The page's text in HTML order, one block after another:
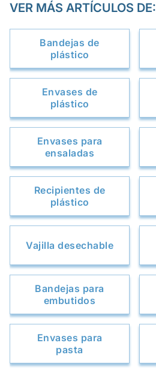
VER MÁS ARTÍCULOS DE:
Bandejas de
plástico
Envases de
plástico
Envases para
ensaladas
Recipientes de
plástico
Vajilla desechable
Bandejas para
embutidos
Envases para
pasta